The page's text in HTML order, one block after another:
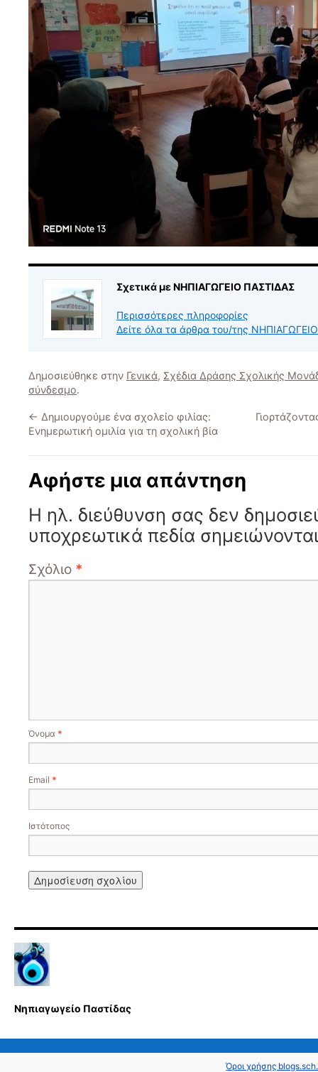
Σχετικά με ΝΗΠΙΑΓΩΓΕΙΟ ΠΑΣΤΙΔΑΣ
Περισσότερες πληροφορίες
Δείτε όλα τα άρθρα του/της
Δημοσιεύθηκε στην Γενικά, Σχέδια Δράσης Σχολικής
σύνδεσμο.
← Δημιουργούμε ένα σχολείο φιλίας:
Ενημερωτική ομιλία για τη σχολική βία
Αφήστε μια απάντηση
Η ηλ. διεύθυνση σας δεν
υποχρεωτικά πεδία
Σχόλιο *
Όνομα *
Email *
Ιστότοπος
Nηπιαγωγείο Παστίδας
Όροι χρήσης